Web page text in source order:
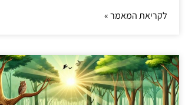
לקריאת המאמר »